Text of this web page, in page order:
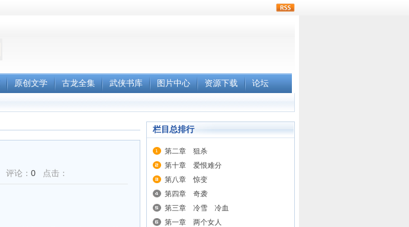
原创文学 古龙全集 武侠书库 图片中心 资源下载 论坛
评论： 0 点击：
栏目总排行
第二章 狙杀
第十章 爱恨难分
第八章 惊变
第四章 奇袭
第三章 冷雪 冷血
第一章 两个女人